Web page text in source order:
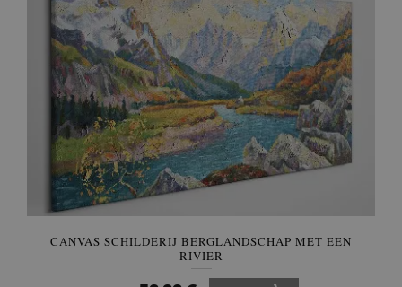
CANVAS SCHILDERIJ BERGLANDSCHAP MET EEN
RIVIER